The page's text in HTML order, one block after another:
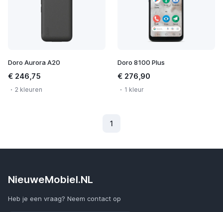
Doro Aurora A20
€ 246,75
2 kleuren
Doro 8100 Plus
€ 276,90
1 kleur
1
NieuweMobiel.NL
Heb je een vraag? Neem contact op